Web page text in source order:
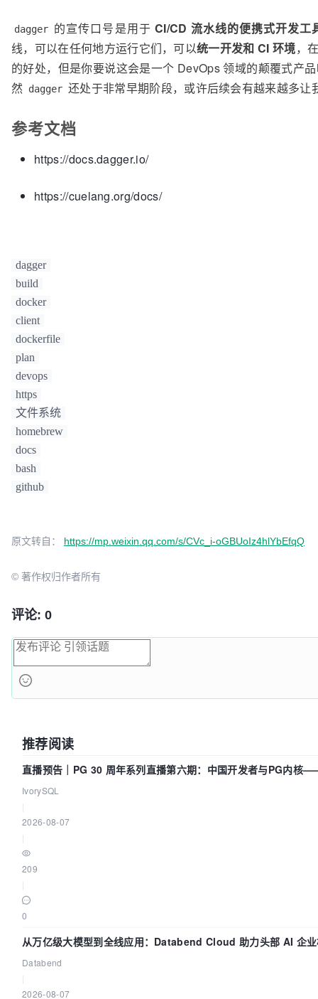
name: "pip"
args:
["install", "-r", "/app/
                }
            },
            },
    }
dagger 的宣传口号是用于 CI/CD 流水线的便携式开发工
线，可以在任何地方运行它们，可以统一开发和 CI 环境，
的好处，但是你要说这会是一个 DevOps 领域的颠覆式产
然 dagger 还处于非常早期阶段，或许后续会有越来越多让
参考文档
https://docs.dagger.io/
https://cuelang.org/docs/
dagger
build
docker
client
dockerfile
plan
devops
https
文件系统
homebrew
docs
bash
github
原文转自： https://mp.weixin.qq.com/s/CVc_i-oGBUoIz4hlYbEfqQ
© 著作权归作者所有
评论: 0
推荐阅读
直播预告｜PG 30 周年系列直播第六期：中国开发者与PG内核
IvorySQL
2026-08-07
209
0
从万亿级大模型到全线应用：Databend Cloud 助力头部 AI 企
Databend
2026-08-07